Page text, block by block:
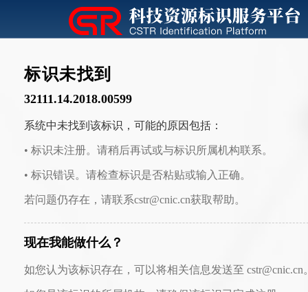
标识未找到
32111.14.2018.00599
系统中未找到该标识，可能的原因包括：
• 标识未注册。请稍后再试或与标识所属机构联系。
• 标识错误。请检查标识是否粘贴或输入正确。
若问题仍存在，请联系cstr@cnic.cn获取帮助。
现在我能做什么？
如您认为该标识存在，可以将相关信息发送至 cstr@cnic.cn